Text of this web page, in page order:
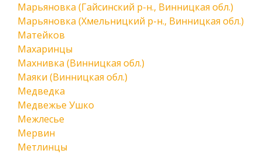
Марьяновка (Гайсинский р-н., Винницкая обл.)
Марьяновка (Хмельницкий р-н., Винницкая обл.)
Матейков
Махаринцы
Махнивка (Винницкая обл.)
Маяки (Винницкая обл.)
Медведка
Медвежье Ушко
Межлесье
Мервин
Метлинцы